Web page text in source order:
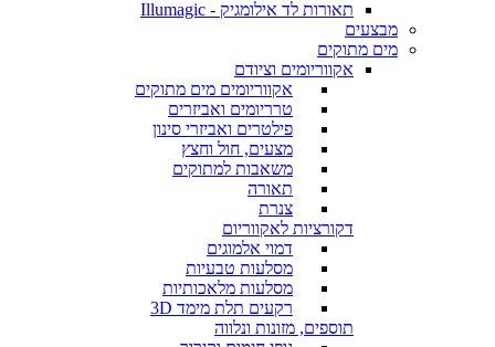
תאורות לד אילומגיק - Illumagic
מבצעים
מים מתוקים
אקווריומים וציודם
אקווריומים מים מתוקים
טרריומים ואביזרים
פילטרים ואביזרי סינון
מצעים, חול וחצץ
משאבות למתוקים
תאורה
צנרת
דקורציות לאקווריום
דמוי אלמוגים
מסלעות טבעיות
מסלעות מלאכותיות
רקעים תלת מימד 3D
תוספים, מזונות ונלווה